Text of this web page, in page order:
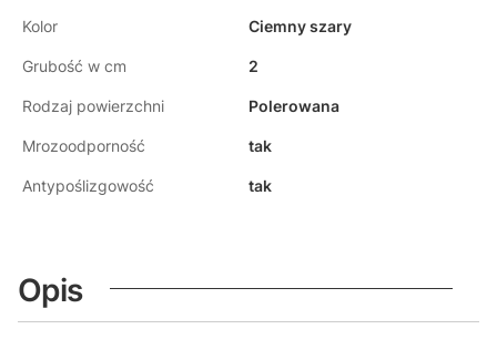
Kolor Ciemny szary
Grubość w cm 2
Rodzaj powierzchni Polerowana
Mrozoodporność tak
Antypoślizgowość tak
Opis